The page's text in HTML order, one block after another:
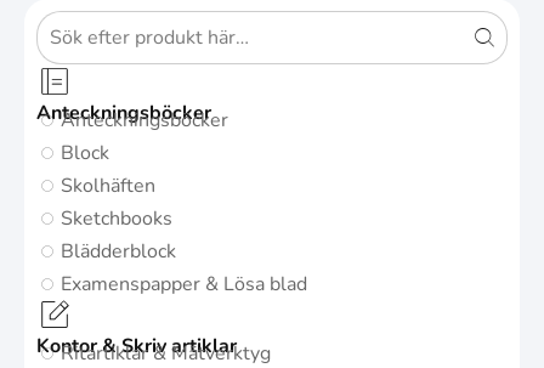
Anteckningsböcker
Anteckningsböcker
Block
Skolhäften
Sketchbooks
Blädderblock
Examenspapper & Lösa blad
Kontor & Skriv artiklar
Ritartiklar & Mätverktyg